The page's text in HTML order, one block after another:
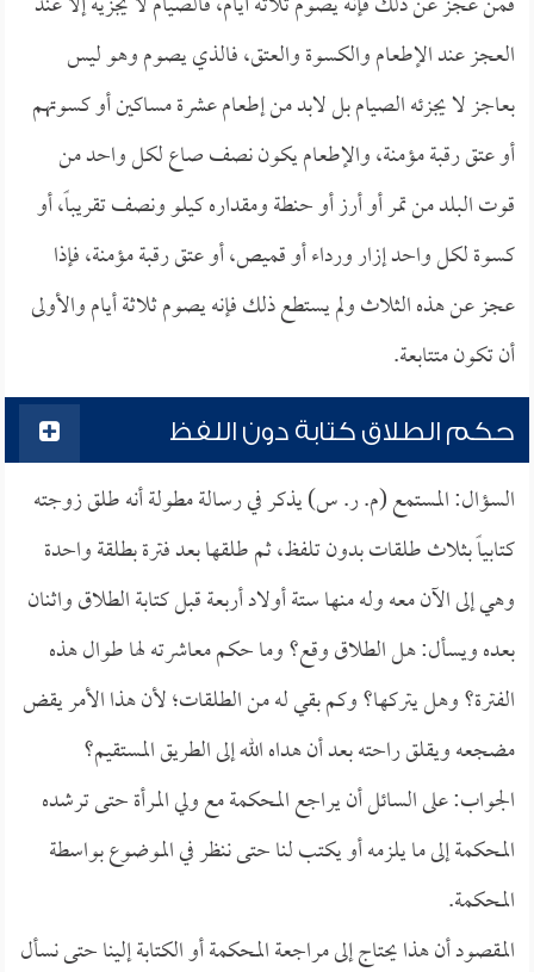
العجز عند الإطعام والكسوة والعتق، فالذي يصوم وهو ليس
بعاجز لا يجزئه الصيام بل لابد من إطعام عشرة مساكين أو كسوتهم
أو عتق رقبة مؤمنة، والإطعام يكون نصف صاع لكل واحد من
قوت البلد من تمر أو أرز أو حنطة ومقداره كيلو ونصف تقريباً، أو
كسوة لكل واحد إزار ورداء أو قميص، أو عتق رقبة مؤمنة، فإذا
عجز عن هذه الثلاث ولم يستطع ذلك فإنه يصوم ثلاثة أيام والأولى
أن تكون متتابعة.
حكم الطلاق كتابة دون اللفظ
السؤال: المستمع (م. ر. س) يذكر في رسالة مطولة أنه طلق زوجته
كتابياً بثلاث طلقات بدون تلفظ، ثم طلقها بعد فترة بطلقة واحدة
وهي إلى الآن معه وله منها ستة أولاد أربعة قبل كتابة الطلاق واثنان
بعده ويسأل: هل الطلاق وقع؟ وما حكم معاشرته لها طوال هذه
الفترة؟ وهل يتركها؟ وكم بقي له من الطلقات؛ لأن هذا الأمر يقض
مضجعه ويقلق راحته بعد أن هداه الله إلى الطريق المستقيم؟
الجواب: على السائل أن يراجع المحكمة مع ولي المرأة حتى ترشده
المحكمة إلى ما يلزمه أو يكتب لنا حتى ننظر في الموضوع بواسطة
المحكمة.
المقصود أن هذا يحتاج إلى مراجعة المحكمة أو الكتابة إلينا حتى نسأل